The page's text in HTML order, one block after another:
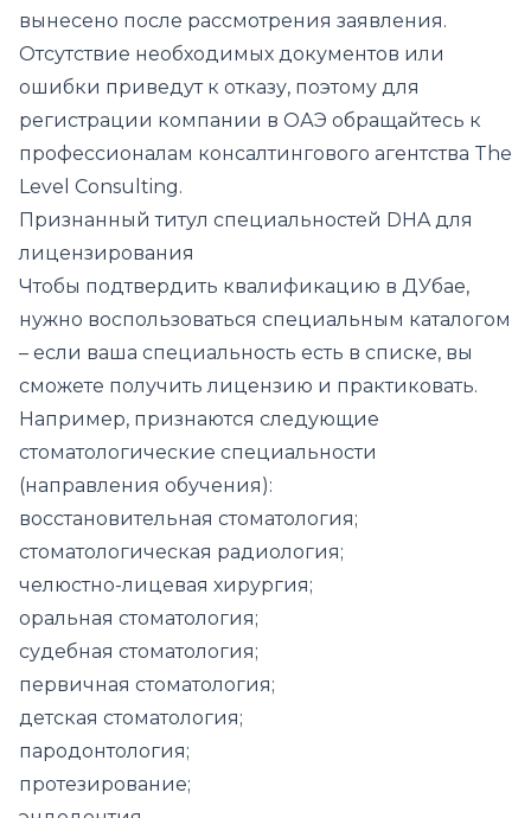
вынесено после рассмотрения заявления.
Отсутствие необходимых документов или
ошибки приведут к отказу, поэтому для
регистрации компании в ОАЭ обращайтесь к
профессионалам консалтингового агентства The
Level Consulting.
Признанный титул специальностей DHA для
лицензирования
Чтобы подтвердить квалификацию в ДУбае,
нужно воспользоваться специальным каталогом
– если ваша специальность есть в списке, вы
сможете получить лицензию и практиковать.
Например, признаются следующие
стоматологические специальности
(направления обучения):
восстановительная стоматология;
стоматологическая радиология;
челюстно-лицевая хирургия;
оральная стоматология;
судебная стоматология;
первичная стоматология;
детская стоматология;
пародонтология;
протезирование;